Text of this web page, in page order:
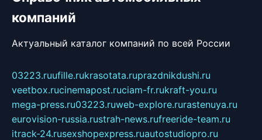
компаний
Актуальный каталог компаний по всей России
03223.ruufille.rukrasotata.ruprazdnikdushi.ru
veetbox.rucinemapost.ruciam-fr.rukraft-you.ru
mega-press.ru03223.ruweb-explore.rurastenuya.ru
eurovision-russia.rustrah-news.rufreeride-team.ru
itrack-24.rusexshopexpress.ruautostudiopro.ru